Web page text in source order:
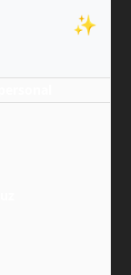
✨